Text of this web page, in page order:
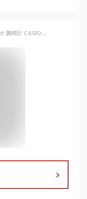
【国内正規品】 ソーラー電波時計 カシオ 腕時計 CASIO ウェーブセプター 電波ソーラー レザーバンド(bk) CASIO WVA-M630L-1A2JF 20,0 腕時計 国内モデル メーカー保証1年 [父へのプレゼントに]